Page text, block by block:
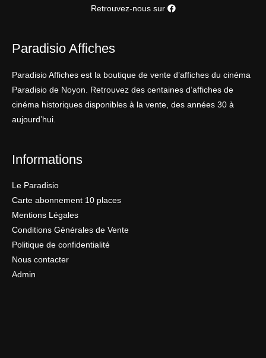
Retrouvez-nous sur
Paradisio Affiches
Paradisio Affiches est la boutique de vente d’affiches du cinéma
Paradisio de Noyon. Retrouvez des centaines d’affiches de
cinéma historiques disponibles à la vente, des années 30 à
aujourd’hui.
Informations
Le Paradisio
Carte abonnement 10 places
Mentions Légales
Conditions Générales de Vente
Politique de confidentialité
Nous contacter
Admin